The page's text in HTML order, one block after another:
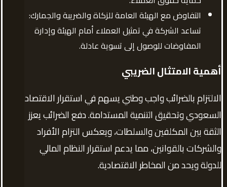
التفاوض مع الهيئة العامة للزكاة والضريبة والجمارك:
تساعد الشركة في تمثيل العملاء أمام الهيئة وإدارة
المفاوضات للوصول إلى تسوية عادلة.
أهمية الامتثال الضريبي
الالتزام بالضرائب واجب وطني يسهم في استقرار الاقتصاد
السعودي وتحقيق التنمية المستدامة. دفع الضرائب يعزز
الثقة بين المكلفين والسلطات، ويعكس التزام الأفراد
والشركات بالقوانين، مما يدعم استقرار النظام المالي
للدولة ويحد من المخاطر الاقتصادية.